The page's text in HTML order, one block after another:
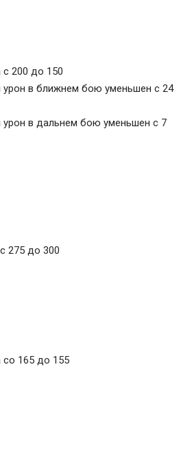
200 до 150
урон в ближнем бою уменьшен с 24
урон в дальнем бою уменьшен с 7
275 до 300
165 до 155